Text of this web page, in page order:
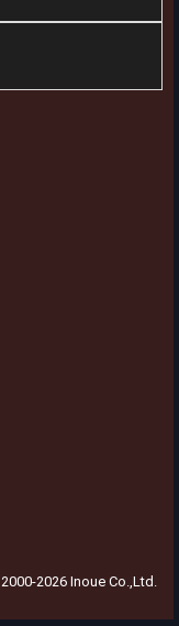
2026 Inoue Co.,Ltd.